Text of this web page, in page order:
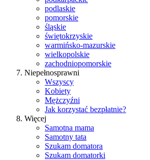
podlaskie
pomorskie
śląskie
świętokrzyskie
warmińsko-mazurskie
wielkopolskie
zachodniopomorskie
Niepełnosprawni
Wszyscy
Kobiety
Mężczyźni
Jak korzystać bezpłatnie?
Więcej
Samotna mama
Samotny tata
Szukam domatora
Szukam domatorki